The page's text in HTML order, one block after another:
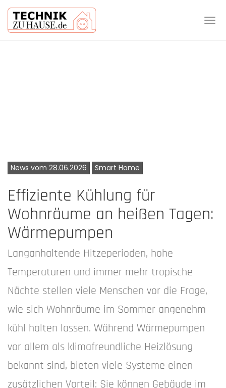
News vom 28.06.2026 Smart Home
Effiziente Kühlung für
Wohnräume an heißen Tagen:
Wärmepumpen
Langanhaltende Hitzeperioden, hohe
Temperaturen und immer mehr tropische
Nächte stellen viele Menschen vor die Frage,
wie sich Wohnräume im Sommer angenehm
kühl halten lassen. Während Wärmepumpen
vor allem als klimafreundliche Heizlösung
bekannt sind, bieten viele Systeme einen
zusätzlichen Vorteil: Sie können Gebäude im